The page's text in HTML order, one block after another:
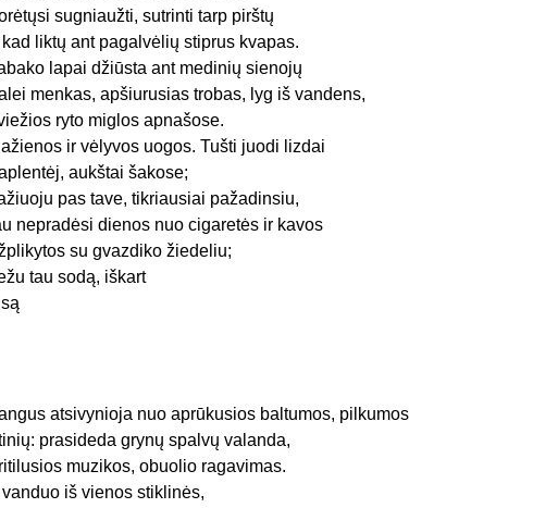
sugniaužti, sutrinti tarp pirštų
kad liktų ant pagalvėlių stiprus kvapas.
lapai džiūsta ant medinių sienojų
menkas, apšiurusias trobas, lyg iš vandens,
ryto miglos apnašose.
ir vėlyvos uogos. Tušti juodi lizdai
aukštai šakose;
pas tave, tikriausiai pažadinsiu,
nepradėsi dienos nuo cigaretės ir kavos
su gvazdiko žiedeliu;
tau sodą, iškart
atsivynioja nuo aprūkusios baltumos, pilkumos
prasideda grynų spalvų valanda,
muzikos, obuolio ragavimas.
vanduo iš vienos stiklinės,